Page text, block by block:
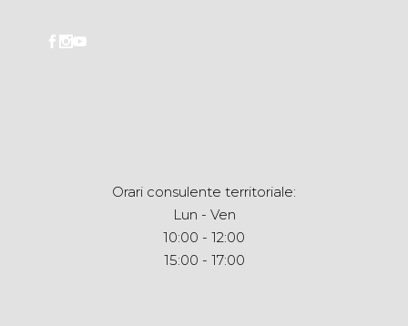
Orari consulente territoriale:
Lun - Ven
10:00 - 12:00
15:00 - 17:00